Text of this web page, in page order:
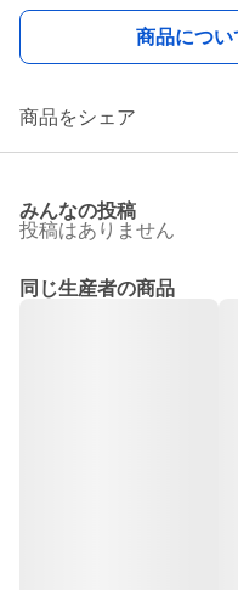
商品につ
商品をシェア
みんなの投稿
投稿はありません
同じ生産者の商品